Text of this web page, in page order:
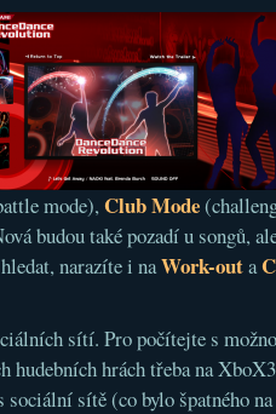
mode),Club Mode
budou také pozadí u songů,
narazíte i naWork-outa
sítí. Pro počítejte s
hudebních hrách třeba na
sítě (co bylo špatného